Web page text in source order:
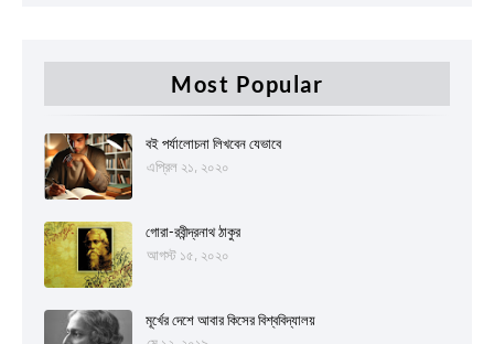
Most Popular
বই পর্যালোচনা লিখবেন যেভাবে
এপ্রিল ২১, ২০২০
গোরা-রবীন্দ্রনাথ ঠাকুর
আগস্ট ১৫, ২০২০
মূর্খের দেশে আবার কিসের বিশ্ববিদ্যালয়